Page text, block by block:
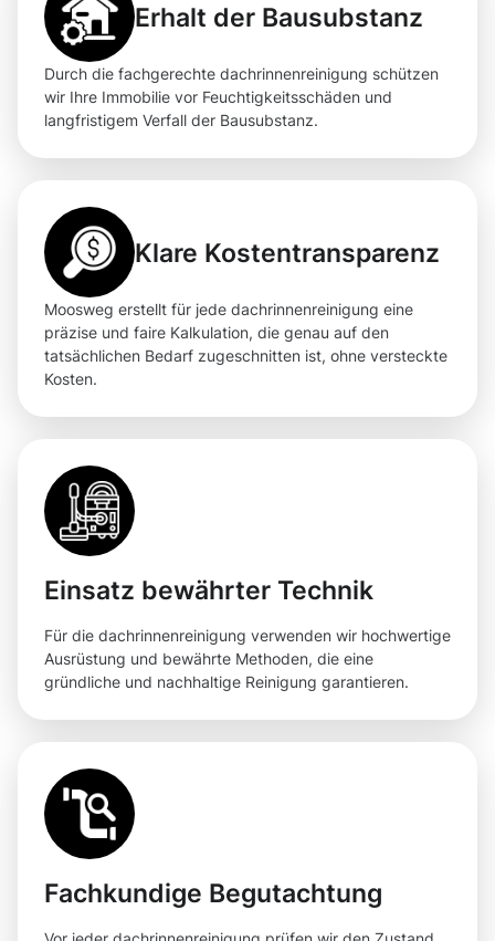
Erhalt der Bausubstanz
Durch die fachgerechte dachrinnenreinigung schützen
wir Ihre Immobilie vor Feuchtigkeitsschäden und
langfristigem Verfall der Bausubstanz.
Klare Kostentransparenz
Moosweg erstellt für jede dachrinnenreinigung eine
präzise und faire Kalkulation, die genau auf den
tatsächlichen Bedarf zugeschnitten ist, ohne versteckte
Kosten.
Einsatz bewährter Technik
Für die dachrinnenreinigung verwenden wir hochwertige
Ausrüstung und bewährte Methoden, die eine
gründliche und nachhaltige Reinigung garantieren.
Fachkundige Begutachtung